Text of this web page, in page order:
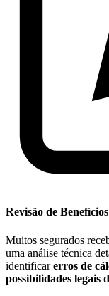
Revisão de Benefícios
Muitos segurados
uma análise técnica
identificarerros de
possibilidades legais